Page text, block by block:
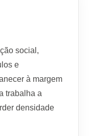
social,
e
à margem
trabalha a
densidade